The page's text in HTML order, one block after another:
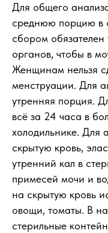
Для общего
среднюю порцию в
сбором обязателен
органов, чтобы в
Женщинам нельзя
менструации. Для
утренняя порция.
всё за 24 часа в
холодильнике. Для
скрытую кровь,
утренний кал в
примесей мочи и
на скрытую кровь
овощи, томаты. В
стерильные